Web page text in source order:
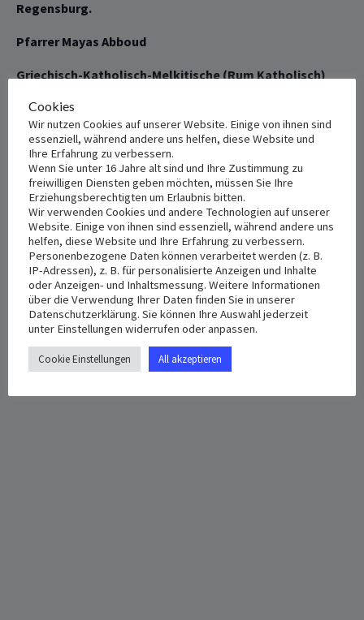
Regensburg.
Pfarrer Mayas Abboud
Griechisch-Katholisch-Melkitische‏ ‏(Rum Katholisch)
+ Add to Google Calendar + Add to iCalendar
DETAILS
Date:
März 25, 2023
Time:
VENUE
St. Anton
Hermann-Geib-Straße 8a
Regensburg,93053Germany
+ Google Map
Cookies
Wir nutzen Cookies auf unserer Website. Einige von ihnen sind
essenziell, während andere uns helfen, diese Website und
Ihre Erfahrung zu verbessern.
Wenn Sie unter 16 Jahre alt sind und Ihre Zustimmung zu
freiwilligen Diensten geben möchten, müssen Sie Ihre
Erziehungsberechtigten um Erlaubnis bitten.
Wir verwenden Cookies und andere Technologien auf unserer
Website. Einige von ihnen sind essenziell, während andere uns
helfen, diese Website und Ihre Erfahrung zu verbessern.
Personenbezogene Daten können verarbeitet werden (z. B.
IP-Adressen), z. B. für personalisierte Anzeigen und Inhalte
oder Anzeigen- und Inhaltsmessung. Weitere Informationen
über die Verwendung Ihrer Daten finden Sie in unserer
Datenschutzerklärung. Sie können Ihre Auswahl jederzeit
unter Einstellungen widerrufen oder anpassen.
Cookie Einstellungen All akzeptieren